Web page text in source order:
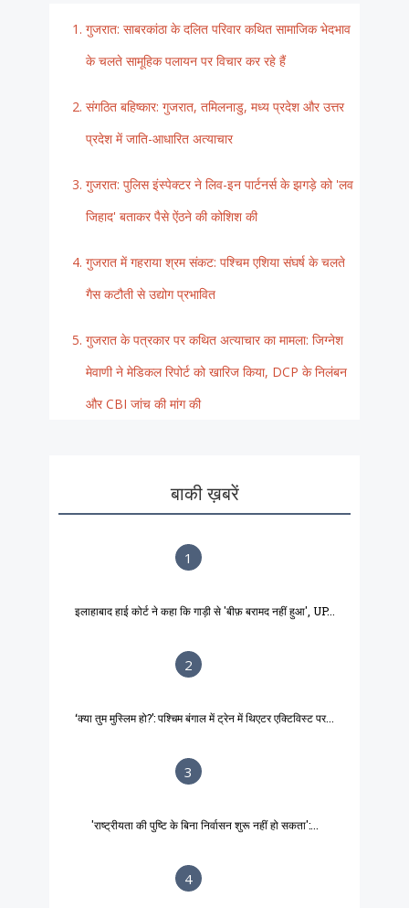
गुजरात: साबरकांठा के दलित परिवार कथित सामाजिक भेदभाव
के चलते सामूहिक पलायन पर विचार कर रहे हैं
संगठित बहिष्कार: गुजरात, तमिलनाडु, मध्य प्रदेश और उत्तर
प्रदेश में जाति-आधारित अत्याचार
गुजरात: पुलिस इंस्पेक्टर ने लिव-इन पार्टनर्स के झगड़े को 'लव
जिहाद' बताकर पैसे ऐंठने की कोशिश की
गुजरात में गहराया श्रम संकट: पश्चिम एशिया संघर्ष के चलते
गैस कटौती से उद्योग प्रभावित
गुजरात के पत्रकार पर कथित अत्याचार का मामला: जिग्नेश
मेवाणी ने मेडिकल रिपोर्ट को खारिज किया, DCP के निलंबन
और CBI जांच की मांग की
बाकी ख़बरें
1
इलाहाबाद हाई कोर्ट ने कहा कि गाड़ी से 'बीफ़ बरामद नहीं हुआ', UP...
2
‘क्या तुम मुस्लिम हो?’: पश्चिम बंगाल में ट्रेन में थिएटर एक्टिविस्ट पर...
3
'राष्ट्रीयता की पुष्टि के बिना निर्वासन शुरू नहीं हो सकता':...
4